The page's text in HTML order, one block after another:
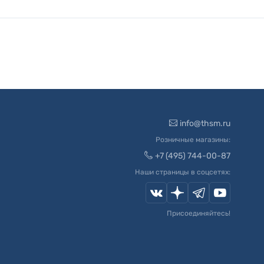
info@thsm.ru
Розничные магазины:
+7 (495) 744-00-87
Наши страницы в соцсетях:
Присоединяйтесь!